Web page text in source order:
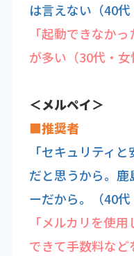
は言えない（40代
「起動できなか
が多い（30代・女
＜メルペイ＞
■推奨者
「セキュリティ
だと思うから。
ーだから。（40代
「メルカリを使
できて手数料な